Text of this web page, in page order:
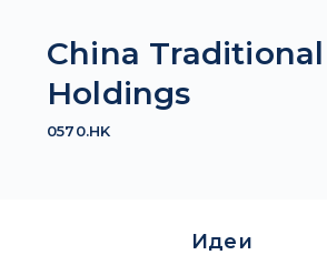
China
Holdings
0570.HK
Идеи